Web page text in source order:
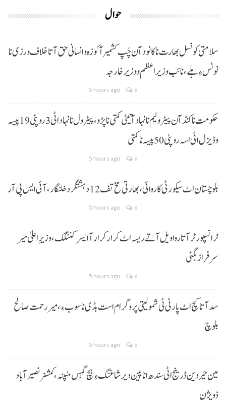
حوال
سلامتی کونسل بھارت نا کانود آن چَپ کشمیر آ کوزہ و انسانی حق آتا خلاف ورزی نا
نوٹس ءِ ہلے،نائب وزیراعظم و وزیر خارجہ
5 hours ago 0
حکومت نا کنڈ آن پیٹرولیم نا نہاد آتیٹی کمتی نا پڑو،پیٹرول نا نہاد اٹی 3 روپئی 19 پیسہ
و ڈیزل اٹی اسہ روپئی 50 پیسہ نا کمتی
5 hours ago 0
بلوچستان اٹ سیکورٹی کاروائی، بھارتی مخ تف 12 دہشتگرد خلنگار،آئی ایس پی آر
5 hours ago 0
ٹرانسپورٹر آتا روا ویل آتے ریسہ اٹ کرار کرار آ ایسر کننگک ،وزیرِ اعلیٰ میر
سرفراز بگٹی
5 hours ago 0
سد آتا کچ اٹ پارٹی ٹی شمولیتی پروگرام است بڈی نا سوب ءِ،میر رحمت صالح
بلوچ
5 hours ago 0
مین حیردین ڈرینج اٹی سندھ انا پین دیر شاغنگ ءِ ہچ گہس منپنہ،کمشنر نصیرآباد
ڈویژن